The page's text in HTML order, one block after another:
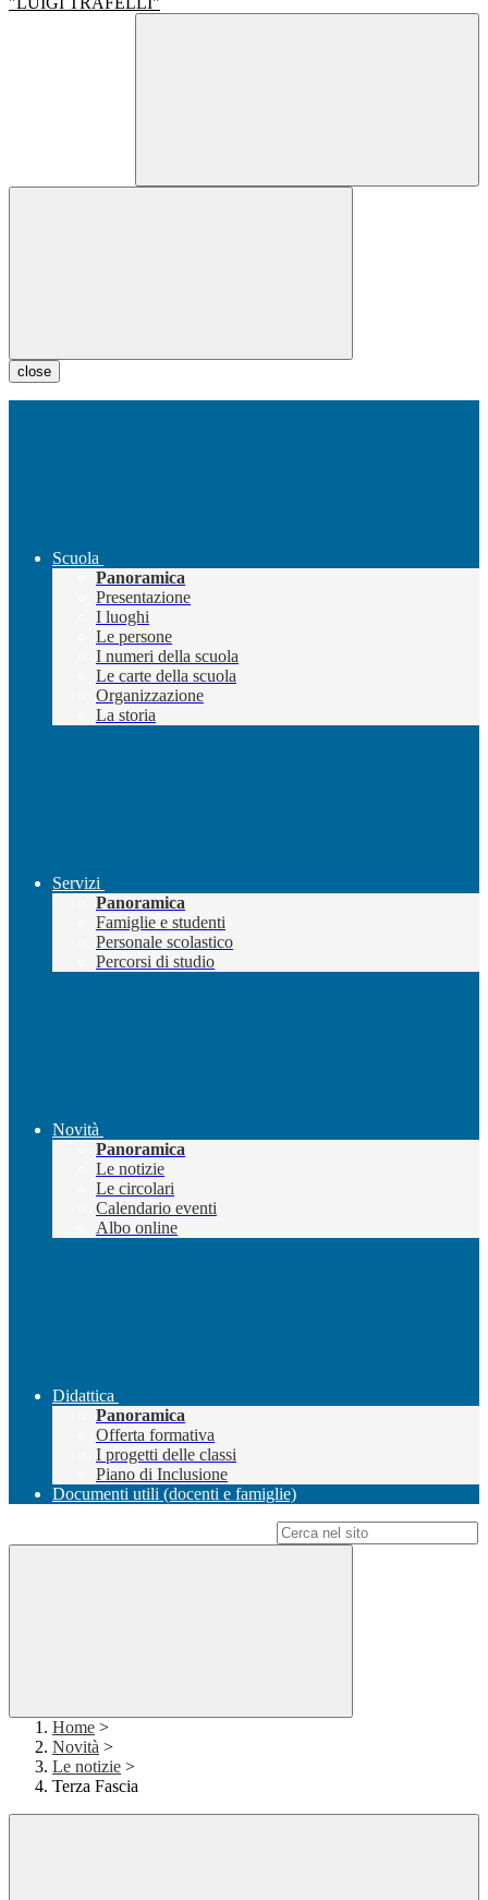
close
Scuola
Panoramica
Presentazione
I luoghi
Le persone
I numeri della scuola
Le carte della scuola
Organizzazione
La storia
Servizi
Panoramica
Famiglie e studenti
Personale scolastico
Percorsi di studio
Novità
Panoramica
Le notizie
Le circolari
Calendario eventi
Albo online
Didattica
Panoramica
Offerta formativa
I progetti delle classi
Piano di Inclusione
Documenti utili (docenti e famiglie)
Home >
Novità >
Le notizie >
Terza Fascia